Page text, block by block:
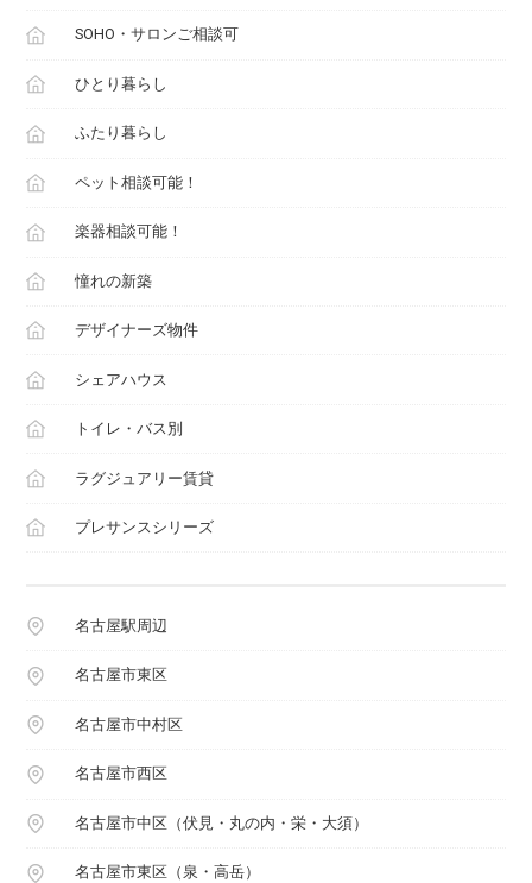
SOHO・サロンご相談可
ひとり暮らし
ふたり暮らし
ペット相談可能！
楽器相談可能！
憧れの新築
デザイナーズ物件
シェアハウス
トイレ・バス別
ラグジュアリー賃貸
プレサンスシリーズ
名古屋駅周辺
名古屋市東区
名古屋市中村区
名古屋市西区
名古屋市中区（伏見・丸の内・栄・大須）
名古屋市東区（泉・高岳）